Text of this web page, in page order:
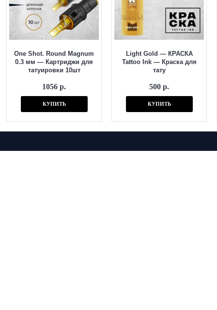
One Shot. Round Magnum
0.3 мм — Картриджи для
татуировки 10шт
1056 р.
КУПИТЬ
Light Gold — КРАСКА
Tattoo Ink — Краска для
тату
500 р.
КУПИТЬ